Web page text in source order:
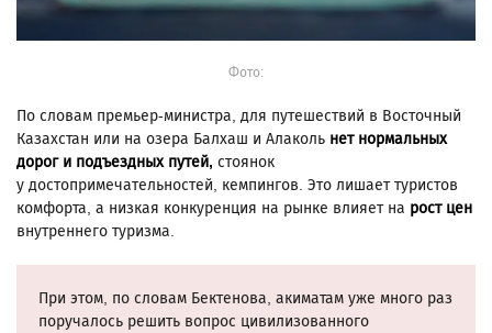
Фото:
По словам премьер-министра, для путешествий в Восточный
Казахстан или на озера Балхаш и Алаколь нет нормальных
дорог и подъездных путей, стоянок
у достопримечательностей, кемпингов. Это лишает туристов
комфорта, а низкая конкуренция на рынке влияет на рост цен
внутреннего туризма.
При этом, по словам Бектенова, акиматам уже много раз
поручалось решить вопрос цивилизованного